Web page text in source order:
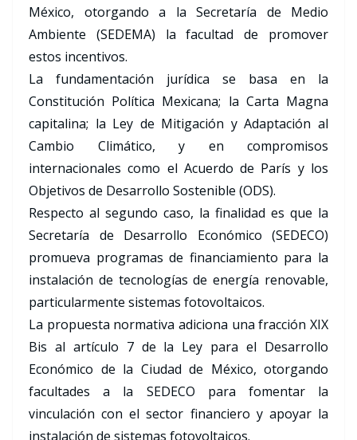
México, otorgando a la Secretaría de Medio
Ambiente (SEDEMA) la facultad de promover
estos incentivos.
La fundamentación jurídica se basa en la
Constitución Política Mexicana; la Carta Magna
capitalina; la Ley de Mitigación y Adaptación al
Cambio Climático, y en compromisos
internacionales como el Acuerdo de París y los
Objetivos de Desarrollo Sostenible (ODS).
Respecto al segundo caso, la finalidad es que la
Secretaría de Desarrollo Económico (SEDECO)
promueva programas de financiamiento para la
instalación de tecnologías de energía renovable,
particularmente sistemas fotovoltaicos.
La propuesta normativa adiciona una fracción XIX
Bis al artículo 7 de la Ley para el Desarrollo
Económico de la Ciudad de México, otorgando
facultades a la SEDECO para fomentar la
vinculación con el sector financiero y apoyar la
instalación de sistemas fotovoltaicos.